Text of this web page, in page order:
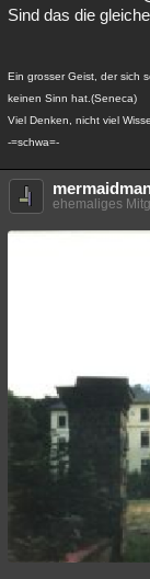
Sind das die
Ein grosser Geist, der sich
keinen Sinn hat.(Seneca)
Viel Denken, nicht viel
-=schwa=-
ehemaliges